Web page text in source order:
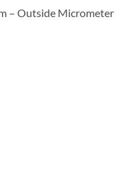
– Outside Micrometer